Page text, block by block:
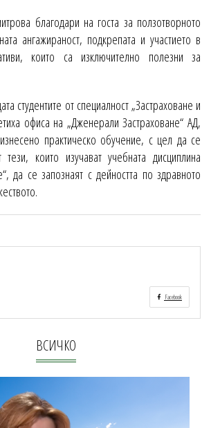
благодари на госта за ползотворното
ангажираност, подкрепата и участието в
които са изключително полезни за
студентите от специалност „Застраховане и
офиса на „Дженерали Застраховане“ АД,
практическо обучение, с цел да се
тези, които изучават учебната дисциплина
да се запознаят с дейността по здравното
Facebook
ВСИЧКО